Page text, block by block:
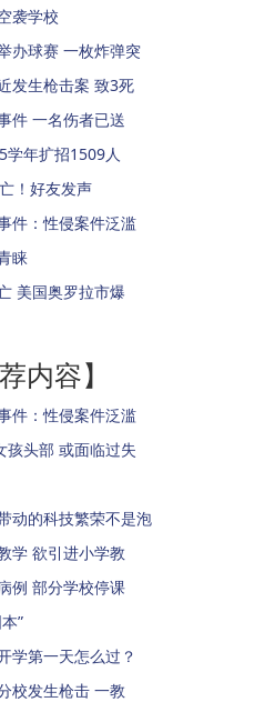
袭学校
办球赛 一枚炸弹突
发生枪击案 致3死
件 一名伤者已送
学年扩招1509人
！好友发声
件：性侵案件泛滥
睐
美国奥罗拉市爆
内容】
件：性侵案件泛滥
孩头部 或面临过失
动的科技繁荣不是泡
学 欲引进小学教
例 部分学校停课
”
学第一天怎么过？
校发生枪击 一教